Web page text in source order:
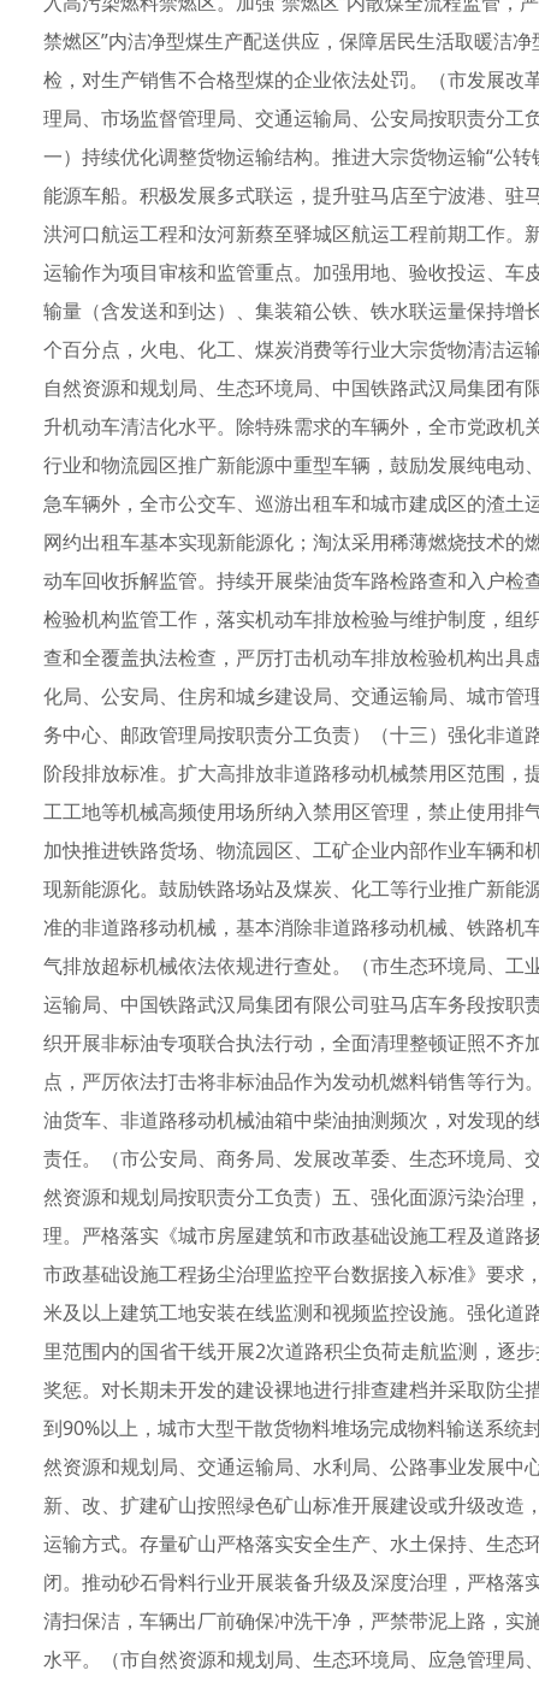
禁燃区”内洁净型煤生产配送供应，保障居民生活取暖洁
检，对生产销售不合格型煤的企业依法处罚。（市发展
理局、市场监督管理局、交通运输局、公安局按职责分
一）持续优化调整货物运输结构。推进大宗货物运输“公
能源车船。积极发展多式联运，提升驻马店至宁波港、
洪河口航运工程和汝河新蔡至驿城区航运工程前期工作
运输作为项目审核和监管重点。加强用地、验收投运、
输量（含发送和到达）、集装箱公铁、铁水联运量保持
个百分点，火电、化工、煤炭消费等行业大宗货物清洁
自然资源和规划局、生态环境局、中国铁路武汉局集团
升机动车清洁化水平。除特殊需求的车辆外，全市党政
行业和物流园区推广新能源中重型车辆，鼓励发展纯电
急车辆外，全市公交车、巡游出租车和城市建成区的渣
网约出租车基本实现新能源化；淘汰采用稀薄燃烧技术
动车回收拆解监管。持续开展柴油货车路检路查和入户
检验机构监管工作，落实机动车排放检验与维护制度，组
查和全覆盖执法检查，严厉打击机动车排放检验机构出
化局、公安局、住房和城乡建设局、交通运输局、城市
务中心、邮政管理局按职责分工负责）（十三）强化非
阶段排放标准。扩大高排放非道路移动机械禁用区范围
工工地等机械高频使用场所纳入禁用区管理，禁止使用
加快推进铁路货场、物流园区、工矿企业内部作业车辆
现新能源化。鼓励铁路场站及煤炭、化工等行业推广新
准的非道路移动机械，基本消除非道路移动机械、铁路机
气排放超标机械依法依规进行查处。（市生态环境局、
运输局、中国铁路武汉局集团有限公司驻马店车务段按
织开展非标油专项联合执法行动，全面清理整顿证照不
点，严厉依法打击将非标油品作为发动机燃料销售等行
油货车、非道路移动机械油箱中柴油抽测频次，对发现
责任。（市公安局、商务局、发展改革委、生态环境局
然资源和规划局按职责分工负责）五、强化面源污染治
理。严格落实《城市房屋建筑和市政基础设施工程及道
市政基础设施工程扬尘治理监控平台数据接入标准》要
米及以上建筑工地安装在线监测和视频监控设施。强化
里范围内的国省干线开展2次道路积尘负荷走航监测，逐
奖惩。对长期未开发的建设裸地进行排查建档并采取防
到90%以上，城市大型干散货物料堆场完成物料输送系
然资源和规划局、交通运输局、水利局、公路事业发展
新、改、扩建矿山按照绿色矿山标准开展建设或升级改
运输方式。存量矿山严格落实安全生产、水土保持、生
闭。推动砂石骨料行业开展装备升级及深度治理，严格
清扫保洁，车辆出厂前确保冲洗干净，严禁带泥上路，
水平。（市自然资源和规划局、生态环境局、应急管理